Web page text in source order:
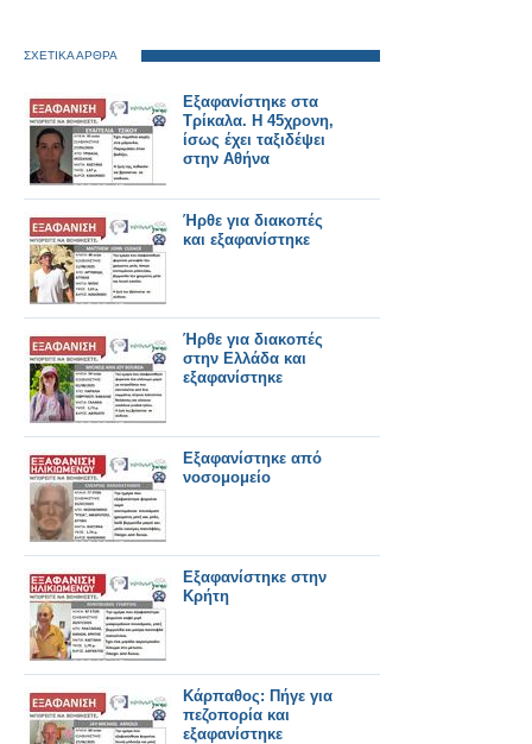
ΣΧΕΤΙΚΑ ΑΡΘΡΑ
Εξαφανίστηκε στα
Τρίκαλα. Η 45χρονη,
ίσως έχει ταξιδέψει
στην Αθήνα
Ήρθε για διακοπές
και εξαφανίστηκε
Ήρθε για διακοπές
στην Ελλάδα και
εξαφανίστηκε
Εξαφανίστηκε από
νοσομομείο
Εξαφανίστηκε στην
Κρήτη
Κάρπαθος: Πήγε για
πεζοπορία και
εξαφανίστηκε